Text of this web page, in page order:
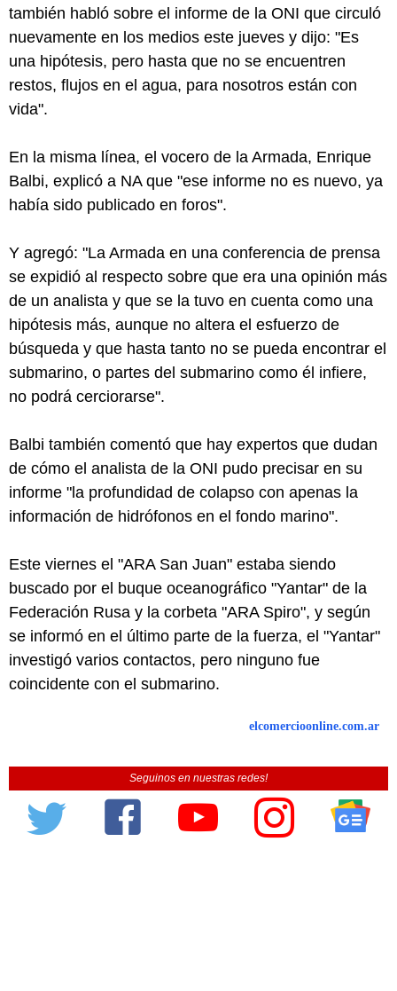
también habló sobre el informe de la ONI que circuló
nuevamente en los medios este jueves y dijo: "Es
una hipótesis, pero hasta que no se encuentren
restos, flujos en el agua, para nosotros están con
vida".
En la misma línea, el vocero de la Armada, Enrique
Balbi, explicó a NA que "ese informe no es nuevo, ya
había sido publicado en foros".
Y agregó: "La Armada en una conferencia de prensa
se expidió al respecto sobre que era una opinión más
de un analista y que se la tuvo en cuenta como una
hipótesis más, aunque no altera el esfuerzo de
búsqueda y que hasta tanto no se pueda encontrar el
submarino, o partes del submarino como él infiere,
no podrá cerciorarse".
Balbi también comentó que hay expertos que dudan
de cómo el analista de la ONI pudo precisar en su
informe "la profundidad de colapso con apenas la
información de hidrófonos en el fondo marino".
Este viernes el "ARA San Juan" estaba siendo
buscado por el buque oceanográfico "Yantar" de la
Federación Rusa y la corbeta "ARA Spiro", y según
se informó en el último parte de la fuerza, el "Yantar"
investigó varios contactos, pero ninguno fue
coincidente con el submarino.
elcomercioonline.com.ar
Seguinos en nuestras redes!